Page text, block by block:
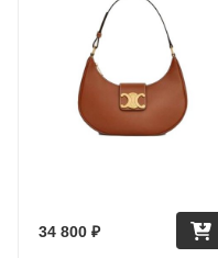
34 800 ₽